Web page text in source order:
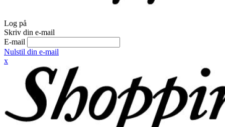
Log på
Skriv din e-mail
E-mail
Nulstil din e-mail
x